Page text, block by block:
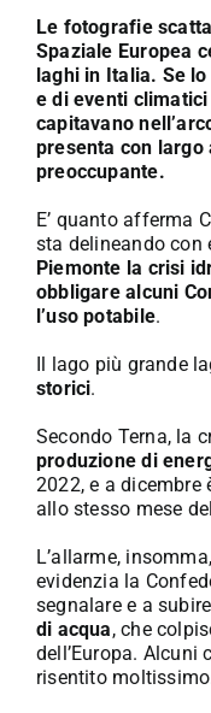
Fotogallery
Lavora con noi
Contatti
Le fotografie
Spaziale Europea
laghi in Italia. Se
e di eventi
capitavano
presenta con
preoccupante.
E’ quanto afferma
sta delineando con
Piemonte la crisi
obbligare alcuni
l’uso potabile.
Il lago più grande
storici.
Secondo Terna, la
produzione di
2022, e a dicembre
allo stesso mese
L’allarme,
evidenzia la
segnalare e a
di acqua, che
dell’Europa.
risentito